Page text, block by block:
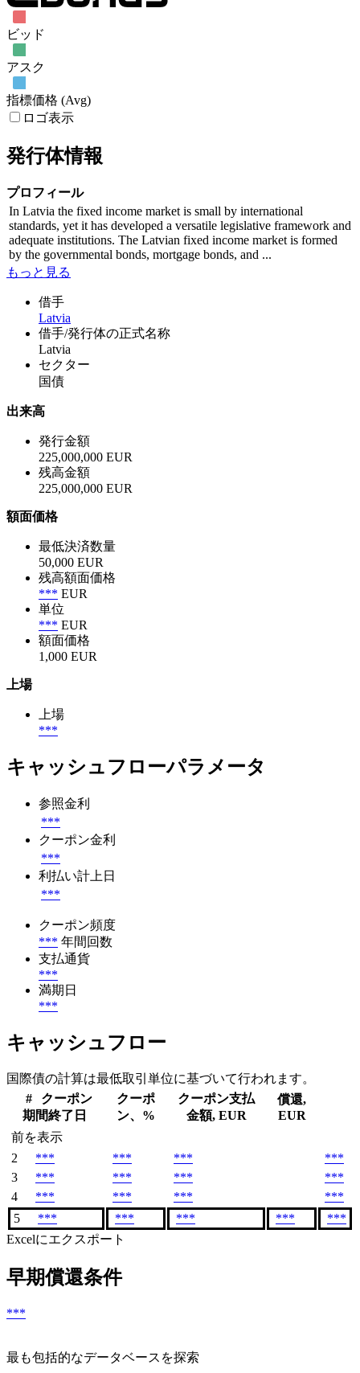
ビッド
アスク
指標価格 (Avg)
ロゴ表示
発行体情報
プロフィール
In Latvia the fixed income market is small by international
standards, yet it has developed a versatile legislative framework and
adequate institutions. The Latvian fixed income market is formed
by the governmental bonds, mortgage bonds, and ...
もっと見る
借手
Latvia
借手/発行体の正式名称
Latvia
セクター
国債
出来高
発行金額
225,000,000 EUR
残高金額
225,000,000 EUR
額面価格
最低決済数量
50,000 EUR
残高額面価格
*** EUR
単位
*** EUR
額面価格
1,000 EUR
上場
上場
***
キャッシュフローパラメータ
参照金利
***
クーポン金利
***
利払い計上日
***
クーポン頻度
*** 年間回数
支払通貨
***
満期日
***
キャッシュフロー
国際債の計算は最低取引単位に基づいて行われます。
#
クーポン
期間終了日
クーポ
ン、%
クーポン支払
金額, EUR
償還,
EUR
前を表示
2
*** *** ***
***
3
*** *** ***
***
4
*** *** ***
***
5
*** *** *** ***
***
Excelにエクスポート
早期償還条件
***
最も包括的なデータベースを探索